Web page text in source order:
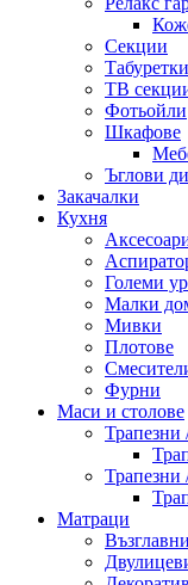
Секции
ТВ
Фотьойли
Шкафове
Ъглови
Закачалки
Кухня
Големи
Малки
Мивки
Плотове
Фурни
Маси и столове
Трапезни
Трапезни
Матраци